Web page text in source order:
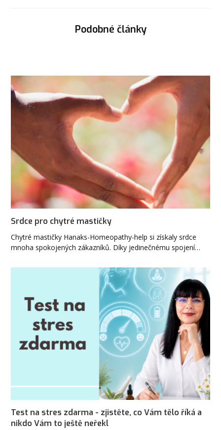
Podobné články
Srdce pro chytré mastičky
Chytré mastičky Hanaks-Homeopathy-help si získaly srdce
mnoha spokojených zákazníků. Díky jedinečnému spojení…
Test na stres zdarma - zjistěte, co Vám tělo říká a
nikdo Vám to ještě neřekl